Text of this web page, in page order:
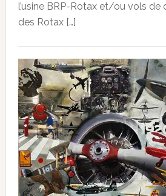
l’usine BRP-Rotax et/ou vols
des Rotax […]